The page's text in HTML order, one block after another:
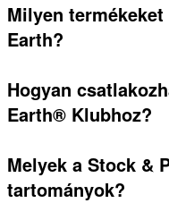
Milyen
Earth?
Hogyan
Earth® Klubhoz?
Melyek a Stock &
tartományok?